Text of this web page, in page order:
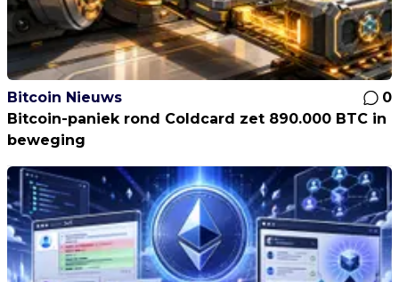
Bitcoin Nieuws
0
Bitcoin-paniek rond Coldcard zet 890.000 BTC in
beweging